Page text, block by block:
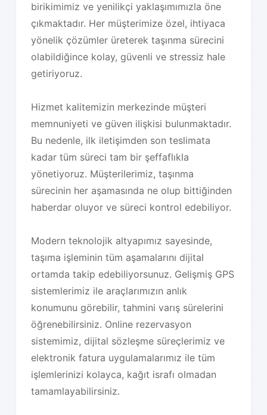
birikimimiz ve yenilikçi yaklaşımımızla öne
çıkmaktadır. Her müşterimize özel, ihtiyaca
yönelik çözümler üreterek taşınma sürecini
olabildiğince kolay, güvenli ve stressiz hale
getiriyoruz.
Hizmet kalitemizin merkezinde müşteri
memnuniyeti ve güven ilişkisi bulunmaktadır.
Bu nedenle, ilk iletişimden son teslimata
kadar tüm süreci tam bir şeffaflıkla
yönetiyoruz. Müşterilerimiz, taşınma
sürecinin her aşamasında ne olup bittiğinden
haberdar oluyor ve süreci kontrol edebiliyor.
Modern teknolojik altyapımız sayesinde,
taşıma işleminin tüm aşamalarını dijital
ortamda takip edebiliyorsunuz. Gelişmiş GPS
sistemlerimiz ile araçlarımızın anlık
konumunu görebilir, tahmini varış sürelerini
öğrenebilirsiniz. Online rezervasyon
sistemimiz, dijital sözleşme süreçlerimiz ve
elektronik fatura uygulamalarımız ile tüm
işlemlerinizi kolayca, kağıt israfı olmadan
tamamlayabilirsiniz.